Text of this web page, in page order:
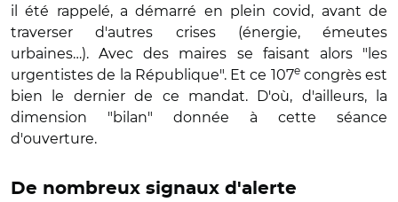
il été rappelé, a démarré en plein covid, avant de
traverser d'autres crises (énergie, émeutes
urbaines…). Avec des maires se faisant alors "les
urgentistes de la République". Et ce 107econgrès est
bien le dernier de ce mandat. D'où, d'ailleurs, la
dimension "bilan" donnée à cette séance
d'ouverture.
De nombreux signaux d'alerte